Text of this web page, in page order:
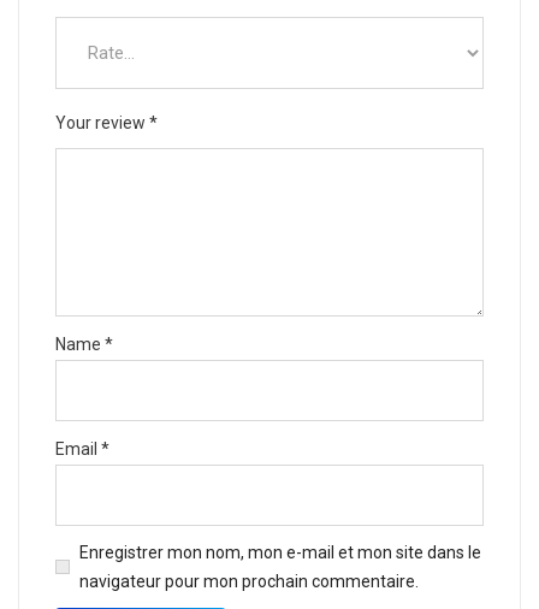
Your review *
Name *
Email *
Enregistrer mon nom, mon e-mail et mon site dans le
navigateur pour mon prochain commentaire.